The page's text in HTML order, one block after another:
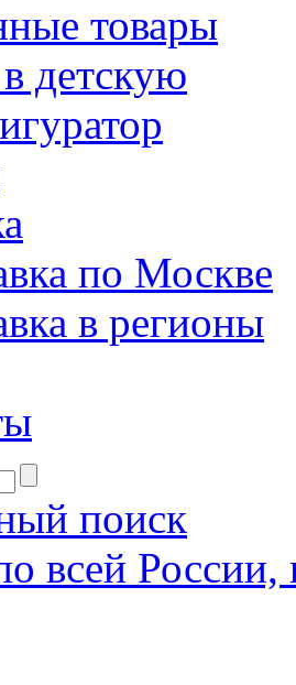
товары
детскую
по Москве
в регионы
поиск
всей России,